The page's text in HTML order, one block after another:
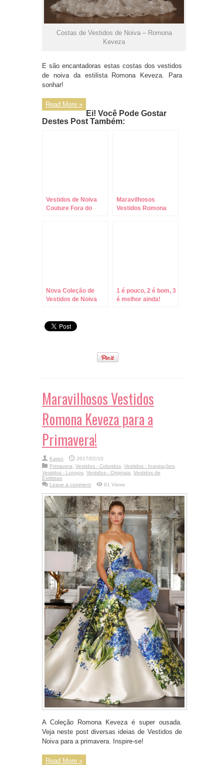
Costas de Vestidos de Noiva – Romona
Keveza
E são encantadoras estas costas dos vestidos
de noiva da estilista Romona Keveza. Para
sonhar!
Read More »
Ei! Você Pode Gostar
Destes Post Também:
Vestidos de Noiva
Couture Fora do
Maravilhosos
Vestidos Romona
Nova Coleção de
Vestidos de Noiva
1 é pouco, 2 é bom, 3
é melhor ainda!
Maravilhosos Vestidos
Romona Keveza para a
Primavera!
Karen
2017/02/10
Primavera, Vestidos - Coloridos, Vestidos - Inspirações,
Vestidos - Longos, Vestidos - Originais, Vestidos de
Estilistas
Leave a comment
81 Views
A Coleção Romona Keveza é super ousada.
Veja neste post diversas ideias de Vestidos de
Noiva para a primavera. Inspire-se!
Read More »